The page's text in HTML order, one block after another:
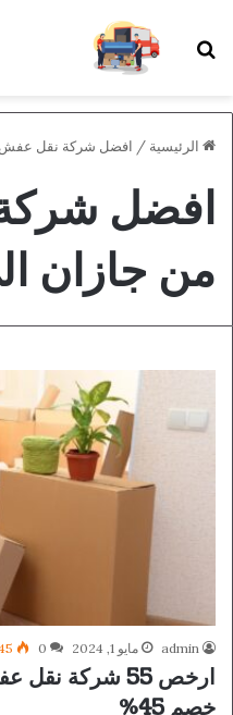
بحث عن
الرئيسية / افضل شركة نقل عفش
افضل
من جازان
admin مايو 1, 2024 0
ارخص 55 شركة
خصم 45%